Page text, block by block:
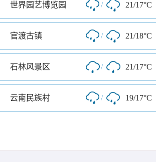
世界园艺博览园 / 21/17°C
官渡古镇 / 21/18°C
石林风景区 / 21/17°C
云南民族村 / 19/17°C